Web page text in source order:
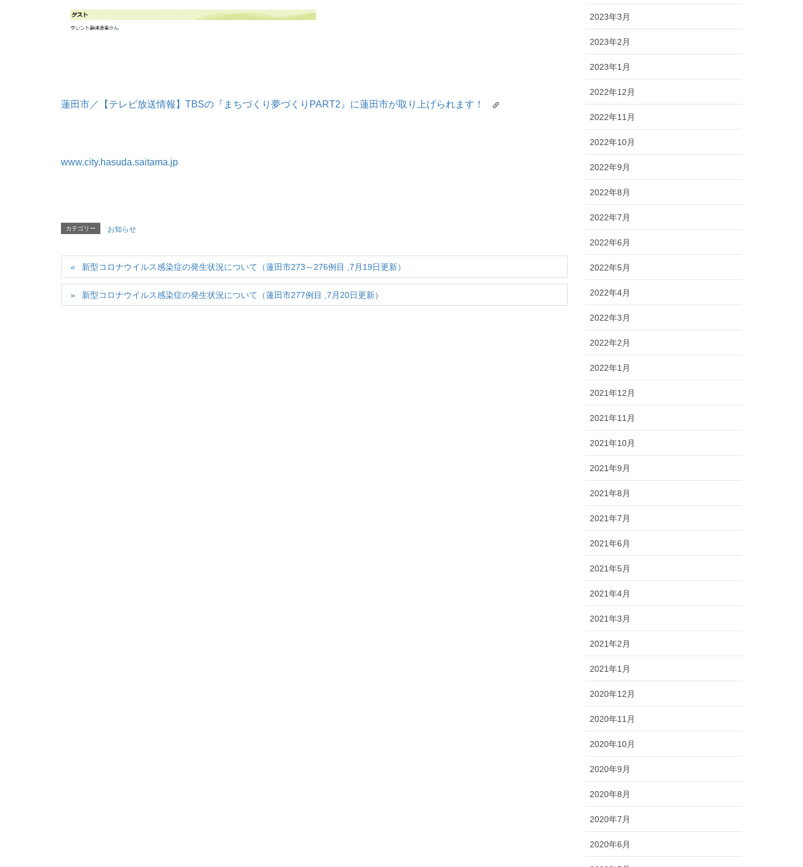
蓮田市／【テレビ放送情報】TBSの『まちづくり夢づくりPART2』に蓮田市が取り上げられます！
www.city.hasuda.saitama.jp
カテゴリー お知らせ
新型コロナウイルス感染症の発生状況について（蓮田市273～276例目 ,7月19日更新）
新型コロナウイルス感染症の発生状況について（蓮田市277例目 ,7月20日更新）
2023年3月
2023年2月
2023年1月
2022年12月
2022年11月
2022年10月
2022年9月
2022年8月
2022年7月
2022年6月
2022年5月
2022年4月
2022年3月
2022年2月
2022年1月
2021年12月
2021年11月
2021年10月
2021年9月
2021年8月
2021年7月
2021年6月
2021年5月
2021年4月
2021年3月
2021年2月
2021年1月
2020年12月
2020年11月
2020年10月
2020年9月
2020年8月
2020年7月
2020年6月